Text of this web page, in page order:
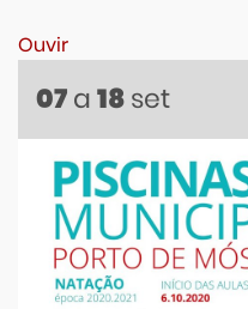
Ouvir
07 a 18 set